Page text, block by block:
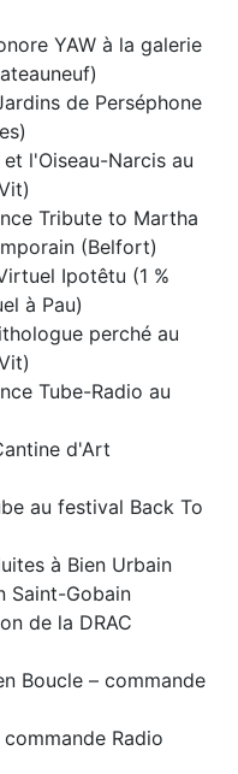
YAW à la galerie
de Perséphone
l'Oiseau-Narcis au
Tribute to Martha
(Belfort)
Ipotêtu (1 %
à Pau)
perché au
Tube-Radio au
d'Art
au festival Back To
à Bien Urbain
Saint-Gobain
de la DRAC
Boucle – commande
Radio